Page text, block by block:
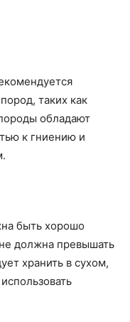
таких как
обладают
к гниению и
быть хорошо
должна превышать
хранить в сухом,